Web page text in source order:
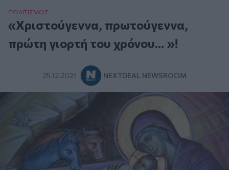
ΠΟΛΙΤΙΣΜΟΣ
«Χριστούγεννα, πρωτούγεννα,
πρώτη γιορτή του χρόνου... »!
25.12.2021 NEXTDEAL NEWSROOM